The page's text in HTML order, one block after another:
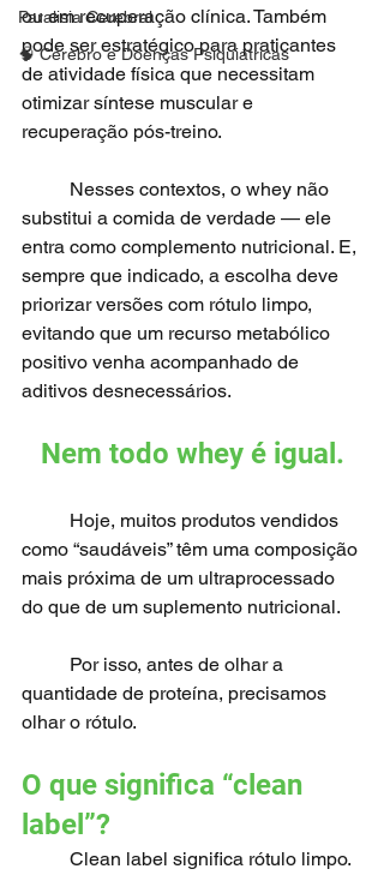
Paralisia Cerebral
🧠 Cérebro e Doenças Psiquiátricas
ou em recuperação clínica. Também
pode ser estratégico para praticantes
de atividade física que necessitam
otimizar síntese muscular e
recuperação pós-treino.
substitui a comida de verdade — ele
entra como complemento nutricional. E,
sempre que indicado, a escolha deve
priorizar versões com rótulo limpo,
evitando que um recurso metabólico
positivo venha acompanhado de
aditivos desnecessários.
Nem todo whey é igual.
como “saudáveis” têm uma composição
mais próxima de um ultraprocessado
do que de um suplemento nutricional.
quantidade de proteína, precisamos
olhar o rótulo.
O que significa “clean
label”?
	Clean label significa rótulo limpo.